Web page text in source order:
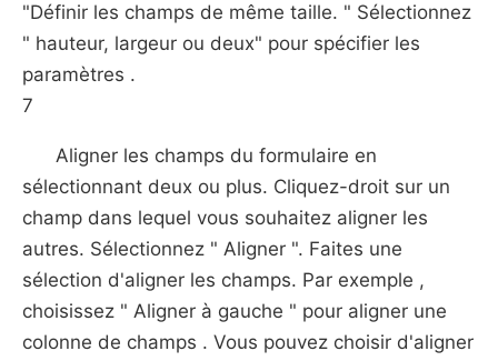
"Définir les champs de même taille. " Sélectionnez
" hauteur, largeur ou deux" pour spécifier les
paramètres .
7
Aligner les champs du formulaire en
sélectionnant deux ou plus. Cliquez-droit sur un
champ dans lequel vous souhaitez aligner les
autres. Sélectionnez " Aligner ". Faites une
sélection d'aligner les champs. Par exemple ,
choisissez " Aligner à gauche " pour aligner une
colonne de champs . Vous pouvez choisir d'aligner